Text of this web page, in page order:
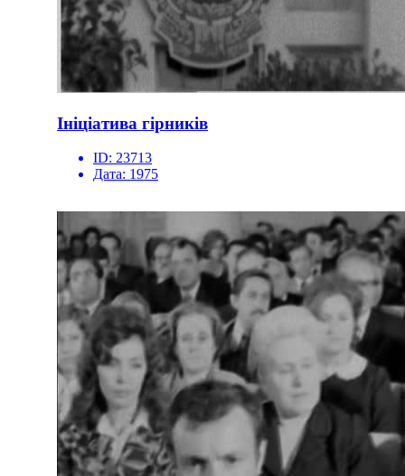
Ініціатива гірників
ID: 23713
Дата: 1975